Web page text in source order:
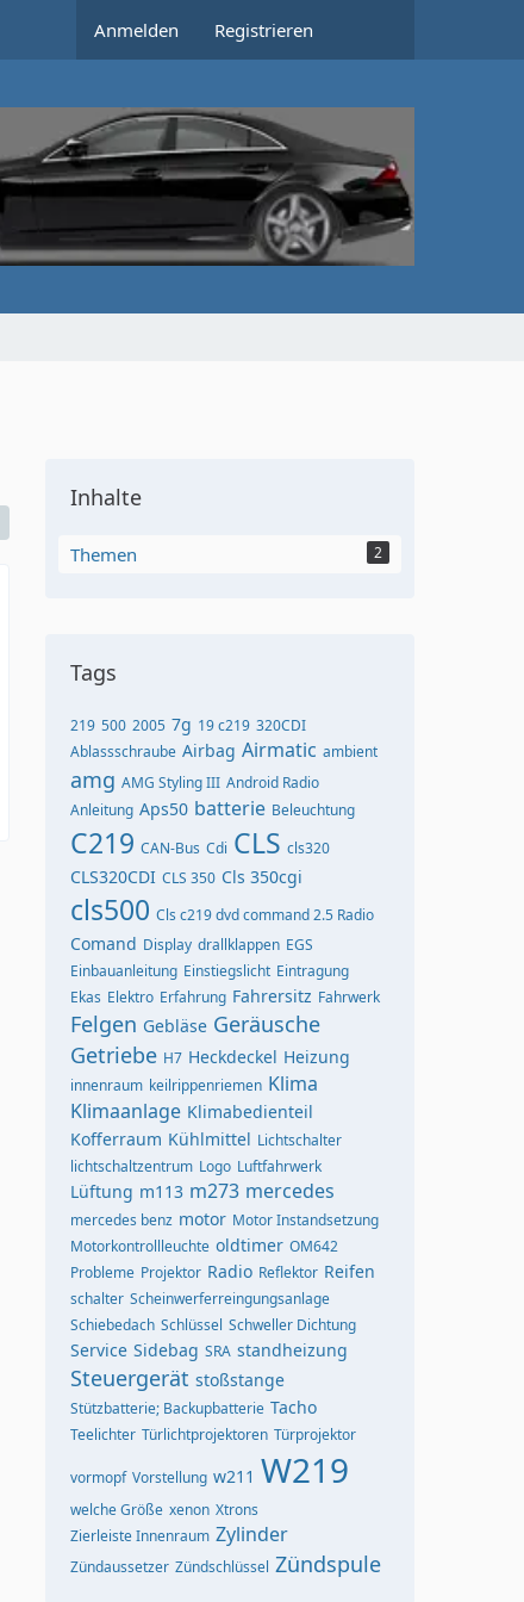
Anmelden Registrieren
Inhalte
Themen 2
Tags
219 500 2005 7g 19 c219 320CDI
Ablassschraube Airbag Airmatic ambient
amg AMG Styling III Android Radio
Anleitung Aps50 batterie Beleuchtung
C219 CAN-Bus Cdi CLS cls320
CLS320CDI CLS 350 Cls 350cgi
cls500 Cls c219 dvd command 2.5 Radio
Comand Display drallklappen EGS
Einbauanleitung Einstiegslicht Eintragung
Ekas Elektro Erfahrung Fahrersitz Fahrwerk
Felgen Gebläse Geräusche
Getriebe H7 Heckdeckel Heizung
innenraum keilrippenriemen Klima
Klimaanlage Klimabedienteil
Kofferraum Kühlmittel Lichtschalter
lichtschaltzentrum Logo Luftfahrwerk
Lüftung m113 m273 mercedes
mercedes benz motor Motor Instandsetzung
Motorkontrollleuchte oldtimer OM642
Probleme Projektor Radio Reflektor Reifen
schalter Scheinwerferreingungsanlage
Schiebedach Schlüssel Schweller Dichtung
Service Sidebag SRA standheizung
Steuergerät stoßstange
Stützbatterie; Backupbatterie Tacho
Teelichter Türlichtprojektoren Türprojektor
vormopf Vorstellung w211 W219
welche Größe xenon Xtrons
Zierleiste Innenraum Zylinder
Zündaussetzer Zündschlüssel Zündspule